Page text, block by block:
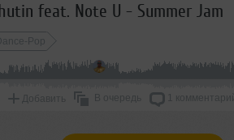
feat. Note U - Summer Jam
Dance-Pop
Добавить В очередь 1 комментарий